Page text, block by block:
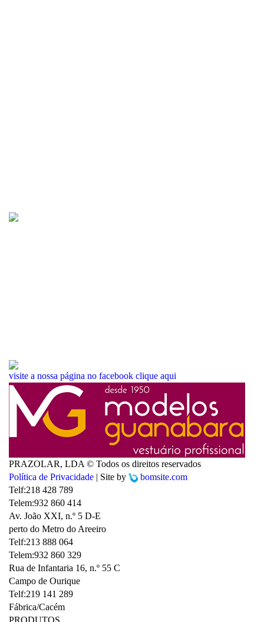
visite a nossa página no facebook clique aqui
PRAZOLAR, LDA © Todos os direitos reservados
Política de Privacidade | Site by
bomsite.com
Telf:218 428 789
Telem:932 860 414
Av. João XXI, n.º 5 D-E
perto do Metro do Areeiro
Telf:213 888 064
Telem:932 860 329
Rua de Infantaria 16, n.º 55 C
Campo de Ourique
Telf:219 141 289
Fábrica/Cacém
PRODUTOS